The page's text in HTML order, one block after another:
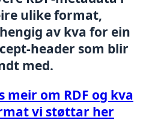
ulike format,
av kva for ein
header som blir
med.
meir om RDF og kva
vi støttar her